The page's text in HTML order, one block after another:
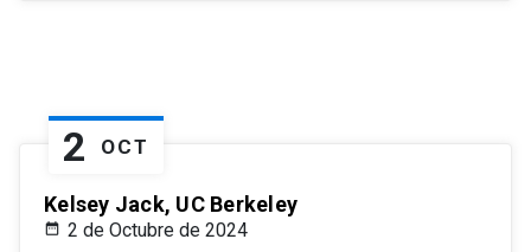
2 OCT
Kelsey Jack, UC Berkeley
2 de Octubre de 2024